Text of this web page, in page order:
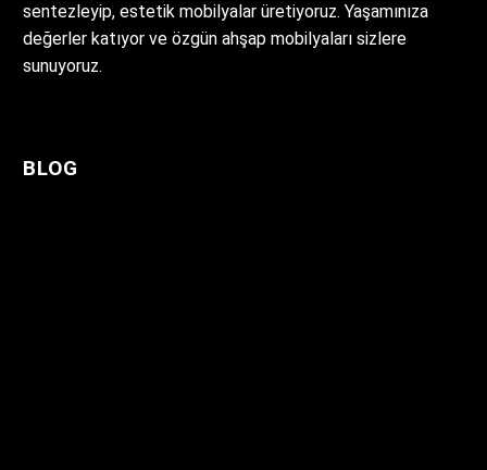
sentezleyip, estetik mobilyalar üretiyoruz. Yaşamınıza
değerler katıyor ve özgün ahşap mobilyaları sizlere
sunuyoruz.
BLOG